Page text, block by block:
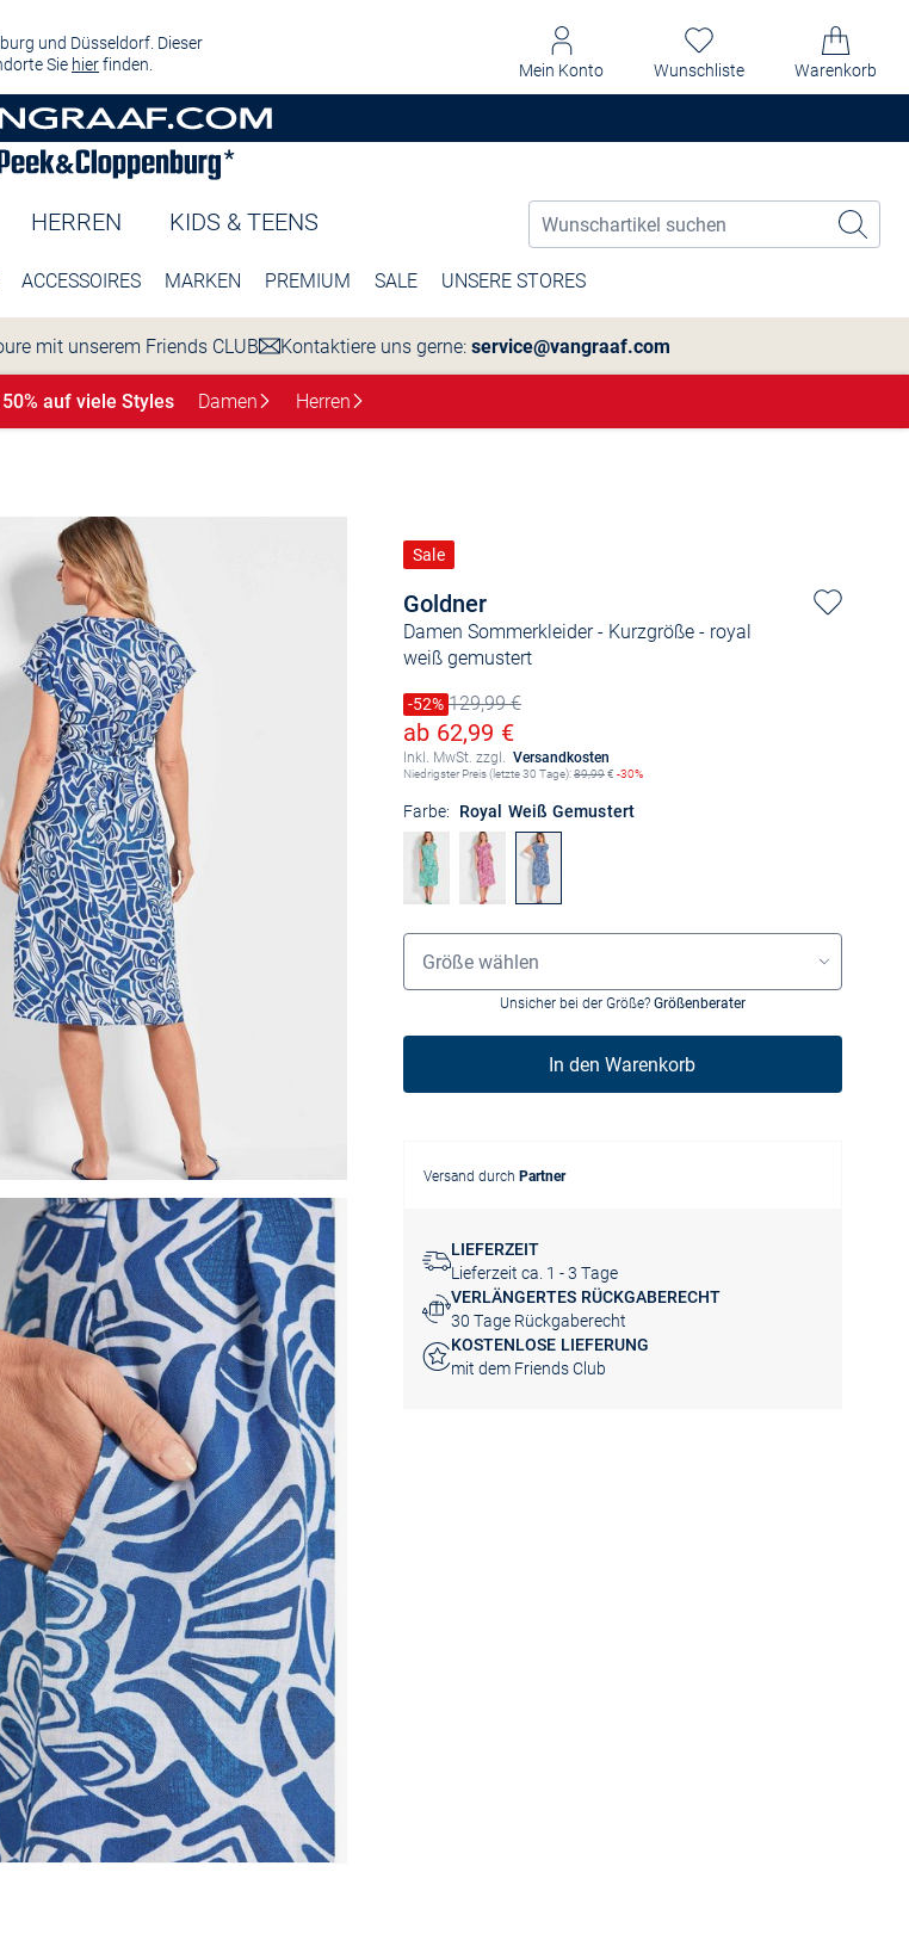
und Düsseldorf. Dieser
Sie hierfinden. Mein Konto Wunschliste Warenkorb
HERREN KIDS & TEENS
ACCESSOIRES MARKEN PREMIUM SALE UNSERE STORES
mit unserem Friends CLUB Kontaktiere uns gerne: service@vangraaf.com
auf viele Styles Damen Herren
Goldner
Damen Sommerkleider - Kurzgröße- royal
weiß gemustert
Sale
Preis reduziert um
-52%
Alter Preis129,99 €
Ermäßigter Preis
ab 62,99 €
Inkl. MwSt. zzgl. Versandkosten
Niedrigster Preis (letzte 30 Tage):89,99€ -30%
Farbe: Royal Weiß Gemustert
Größenauswahl
Größe wählen
Unsicher bei der Größe? Größenberater
In den Warenkorb
Versand durch Partner
LIEFERZEIT
Lieferzeit ca. 1 - 3 Tage
VERLÄNGERTES RÜCKGABERECHT
30 Tage Rückgaberecht
KOSTENLOSE LIEFERUNG
mit dem Friends Club